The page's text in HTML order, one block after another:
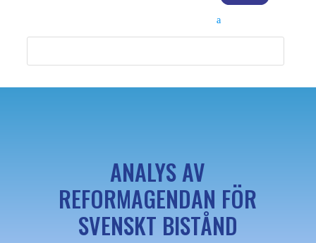
ANALYS AV
REFORMAGENDAN FÖR
SVENSKT BISTÅND